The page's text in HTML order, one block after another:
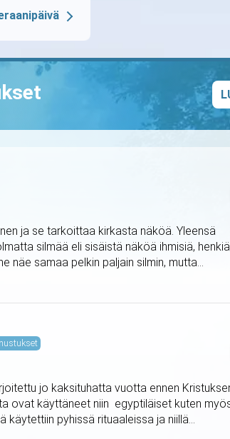
ja se tarkoittaa kirkasta näköä. Yleensä
silmää eli sisäistä näköä ihmisiä,
näe samaa pelkin paljain silmin, mutta...
jo kaksituhatta vuotta ennen
ovat käyttäneet niin egyptiläiset kuten
pyhissä rituaaleissa ja niillä...